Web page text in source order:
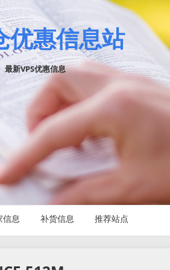
优惠信息站
最新VPS优惠信息
信息 补货信息 推荐站点